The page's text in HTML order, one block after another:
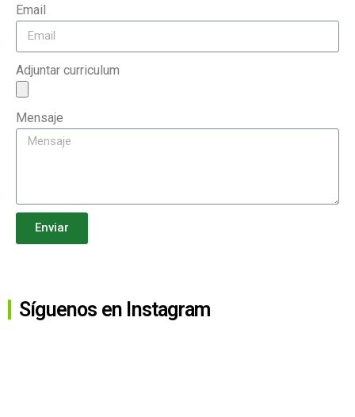
Email
Adjuntar curriculum
Mensaje
Enviar
Síguenos en Instagram